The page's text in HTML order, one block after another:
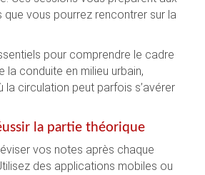
vous pourrez rencontrer sur la
pour comprendre le cadre
la conduite en milieu urbain,
la circulation peut parfois s’avérer
la partie théorique
vos notes après chaque
des applications mobiles ou